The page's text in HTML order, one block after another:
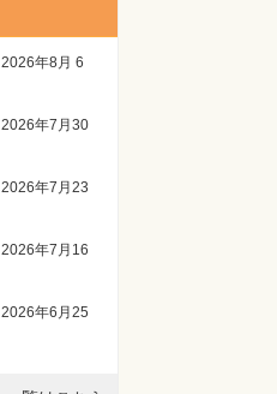
2026年8月 6
2026年7月30
2026年7月23
2026年7月16
2026年6月25